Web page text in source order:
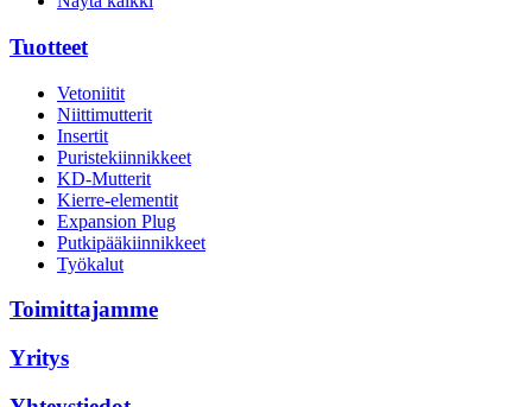
Tuotteet
Vetoniitit
Niittimutterit
Insertit
Puristekiinnikkeet
KD-Mutterit
Kierre-elementit
Expansion Plug
Putkipääkiinnikkeet
Työkalut
Toimittajamme
Yritys